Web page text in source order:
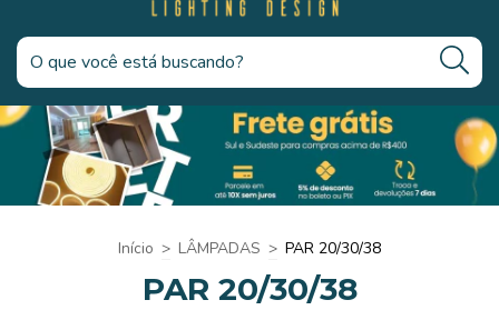
Início > LÂMPADAS > PAR 20/30/38
PAR 20/30/38